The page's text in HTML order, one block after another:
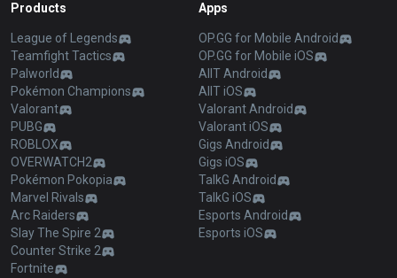
Products
League of Legends
Teamfight Tactics
Palworld
Pokémon Champions
Valorant
PUBG
ROBLOX
OVERWATCH2
Pokémon Pokopia
Marvel Rivals
Arc Raiders
Slay The Spire 2
Counter Strike 2
Fortnite
Apps
OP.GG for Mobile Android
OP.GG for Mobile iOS
AllT Android
AllT iOS
Valorant Android
Valorant iOS
Gigs Android
Gigs iOS
TalkG Android
TalkG iOS
Esports Android
Esports iOS